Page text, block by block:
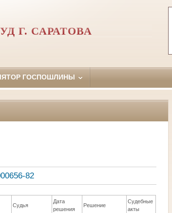
Г. САРАТОВА
ГОСПОШЛИНЫ
82
Судья
Дата
решения
Решение
Судебные
акты